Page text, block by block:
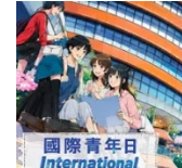
Ăn sạch sống khỏe